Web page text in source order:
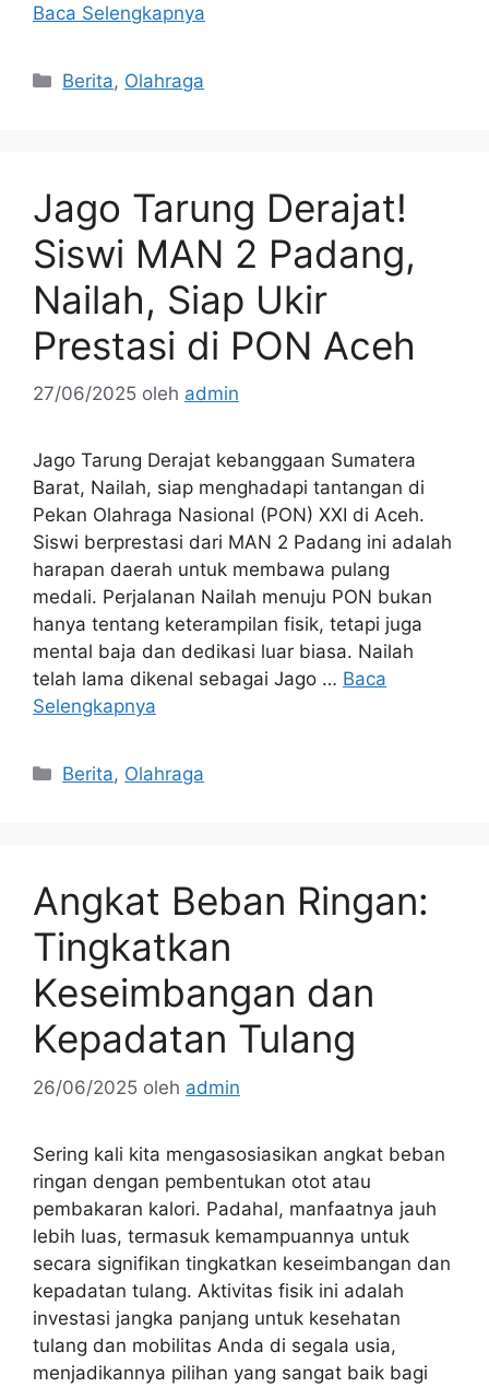
Baca Selengkapnya
Kategori
Berita, Olahraga
Jago Tarung Derajat!
Siswi MAN 2 Padang,
Nailah, Siap Ukir
Prestasi di PON Aceh
27/06/2025 oleh admin
Jago Tarung Derajat kebanggaan Sumatera
Barat, Nailah, siap menghadapi tantangan di
Pekan Olahraga Nasional (PON) XXI di Aceh.
Siswi berprestasi dari MAN 2 Padang ini adalah
harapan daerah untuk membawa pulang
medali. Perjalanan Nailah menuju PON bukan
hanya tentang keterampilan fisik, tetapi juga
mental baja dan dedikasi luar biasa. Nailah
telah lama dikenal sebagai Jago … Baca
Selengkapnya
Kategori
Berita, Olahraga
Angkat Beban Ringan:
Tingkatkan
Keseimbangan dan
Kepadatan Tulang
26/06/2025 oleh admin
Sering kali kita mengasosiasikan angkat beban
ringan dengan pembentukan otot atau
pembakaran kalori. Padahal, manfaatnya jauh
lebih luas, termasuk kemampuannya untuk
secara signifikan tingkatkan keseimbangan dan
kepadatan tulang. Aktivitas fisik ini adalah
investasi jangka panjang untuk kesehatan
tulang dan mobilitas Anda di segala usia,
menjadikannya pilihan yang sangat baik bagi